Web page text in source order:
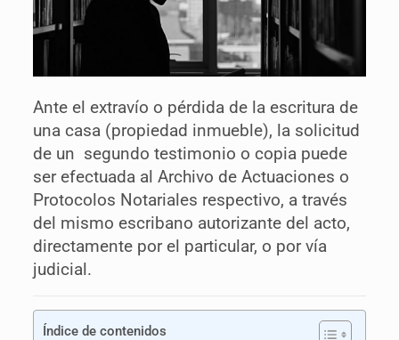
Ante el extravío o pérdida de la escritura de
una casa (propiedad inmueble), la solicitud
de un segundo testimonio o copia puede
ser efectuada al Archivo de Actuaciones o
Protocolos Notariales respectivo, a través
del mismo escribano autorizante del acto,
directamente por el particular, o por vía
judicial.
Índice de contenidos